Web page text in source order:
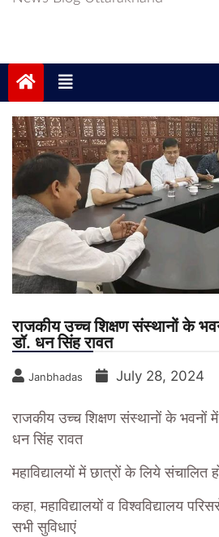
राजकीय उच्च शिक्षण संस्थानों के
डॉ. धन सिंह रावत
Janbhadas July 28, 2024
राजकीय उच्च शिक्षण संस्थानों के भवनों
धन सिंह रावत
महाविद्यालयों में छात्रों के लिये संचालित
कहा, महाविद्यालयों व विश्वविद्यालय
सभी सुविधाएं